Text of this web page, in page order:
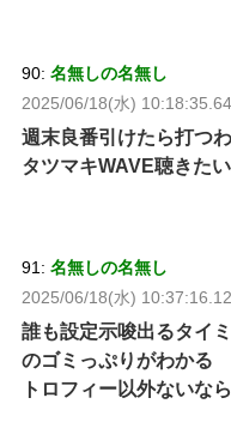
90: 名無しの名無し
2025/06/18(水)
週末良番引けたら打つわ
タツマキWAVE聴きた
91: 名無しの名無し
2025/06/18(水)
誰も設定示唆出るタイ
のゴミっぷりがわかる
トロフィー以外ないな